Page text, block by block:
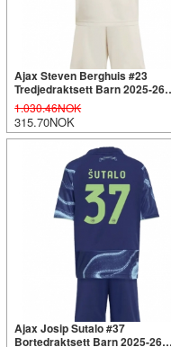
Ajax Steven Berghuis #23
Tredjedraktsett Barn 2025-26
Kortermet (+ Korte bukser)
1.030.46NOK
315.70NOK
Ajax Josip Sutalo #37
Bortedraktsett Barn 2025-26